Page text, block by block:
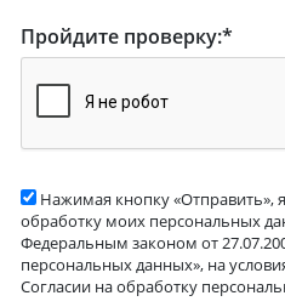
Пройдите проверку:*
Нажимая кнопку «Отправить»,
обработку моих персональных
Федеральным законом от
персональных данных», на
Согласии на обработку